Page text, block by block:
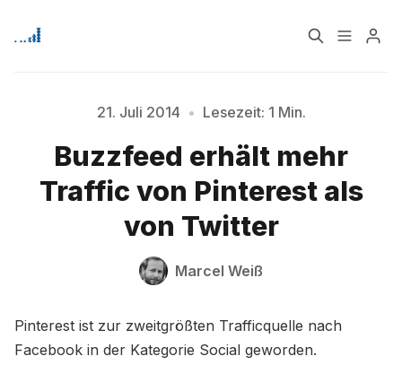
Signup
Bitte geben Sie mindestens 3 Zeichen ein
21. Juli 2014 • Lesezeit: 1 Min.
Buzzfeed erhält mehr
Traffic von Pinterest als
von Twitter
Marcel Weiß
Pinterest ist zur zweitgrößten Trafficquelle nach
Facebook in der Kategorie Social geworden.